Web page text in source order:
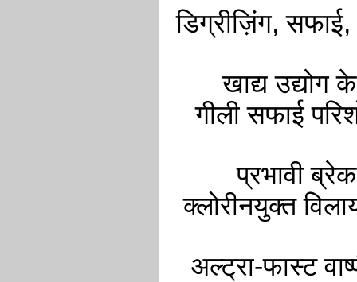
डिग्रीज़िंग,
खाद्य उद्योग
गीली सफाई
प्रभावी
क्लोरीनयुक्त
अल्ट्रा-फास्ट